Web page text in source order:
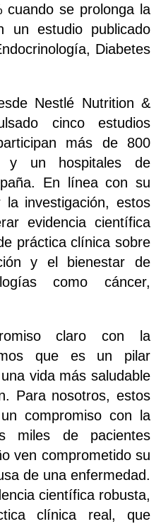
cuando se prolonga la
un estudio publicado
Diabetes
Nestlé Nutrition &
cinco estudios
más de 800
y un hospitales de
En línea con su
investigación, estos
evidencia científica
práctica clínica sobre
y el bienestar de
como cáncer,
claro con la
que es un pilar
vida más saludable
Para nosotros, estos
compromiso con la
miles de pacientes
ven comprometido su
de una enfermedad.
científica robusta,
clínica real, que